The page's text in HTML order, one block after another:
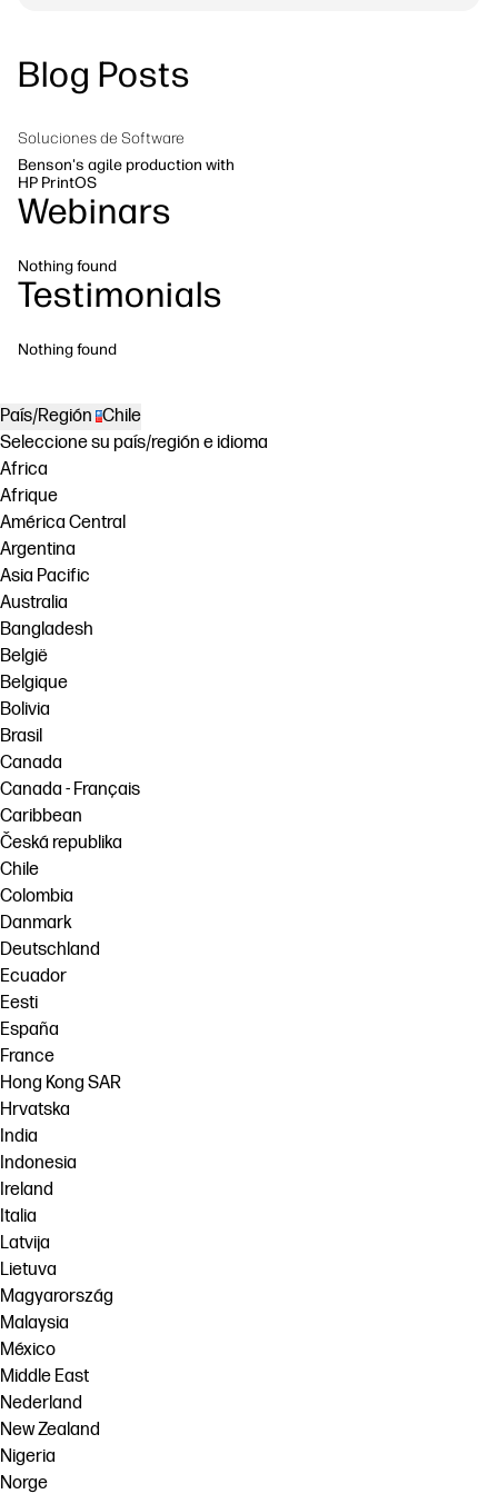
Sostenibilidad
Blog Posts
Soluciones de Software
Benson's agile production with
HP PrintOS
Webinars
Nothing found
Testimonials
Nothing found
País/Región Chile
Seleccione su país/región e idioma
Africa
Afrique
América Central
Argentina
Asia Pacific
Australia
Bangladesh
België
Belgique
Bolivia
Brasil
Canada
Canada - Français
Caribbean
Česká republika
Chile
Colombia
Danmark
Deutschland
Ecuador
Eesti
España
France
Hong Kong SAR
Hrvatska
India
Indonesia
Ireland
Italia
Latvija
Lietuva
Magyarország
Malaysia
México
Middle East
Nederland
New Zealand
Nigeria
Norge